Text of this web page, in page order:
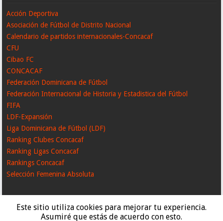
Este sitio utiliza cookies para mejorar tu experiencia.
Asumiré que estás de acuerdo con esto.
Acción Deportiva
Asociación de Fútbol de Distrito Nacional
Calendario de partidos internacionales-Concacaf
CFU
Cibao FC
CONCACAF
Federación Dominicana de Fútbol
Federación Internacional de Historia y Estadistica del Fútbol
FIFA
LDF-Expansión
Liga Dominicana de Fútbol (LDF)
Ranking Clubes Concacaf
Ranking Ligas Concacaf
Rankings Concacaf
Selección Femenina Absoluta